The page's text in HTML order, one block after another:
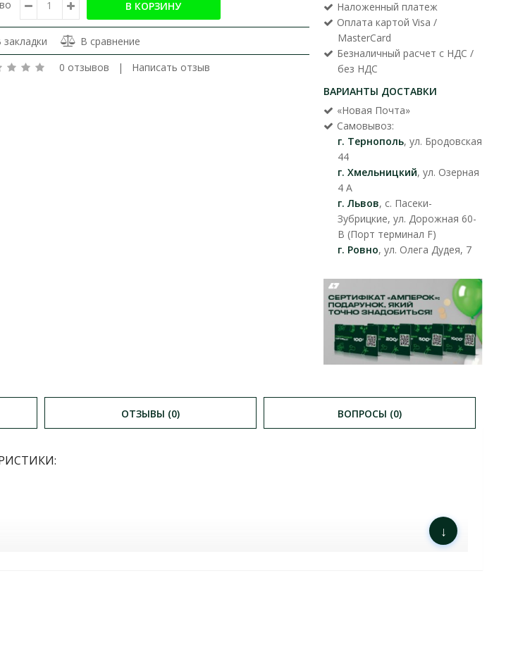
закладки
В сравнение
0 отзывов | Написать отзыв
Наложенный платеж
Оплата картой Visa /
MasterCard
Безналичный расчет с НДС /
без НДС
ВАРИАНТЫ ДОСТАВКИ
«Новая Почта»
Самовывоз:
г. Тернополь, ул. Бродовская
44
г. Хмельницкий, ул. Озерная
4 А
г. Львов, с. Пасеки-
Зубрицкие, ул. Дорожная 60-
В (Порт терминал F)
г. Ровно, ул. Олега Дудея, 7
ОТЗЫВЫ (0) ВОПРОСЫ (0)
↓